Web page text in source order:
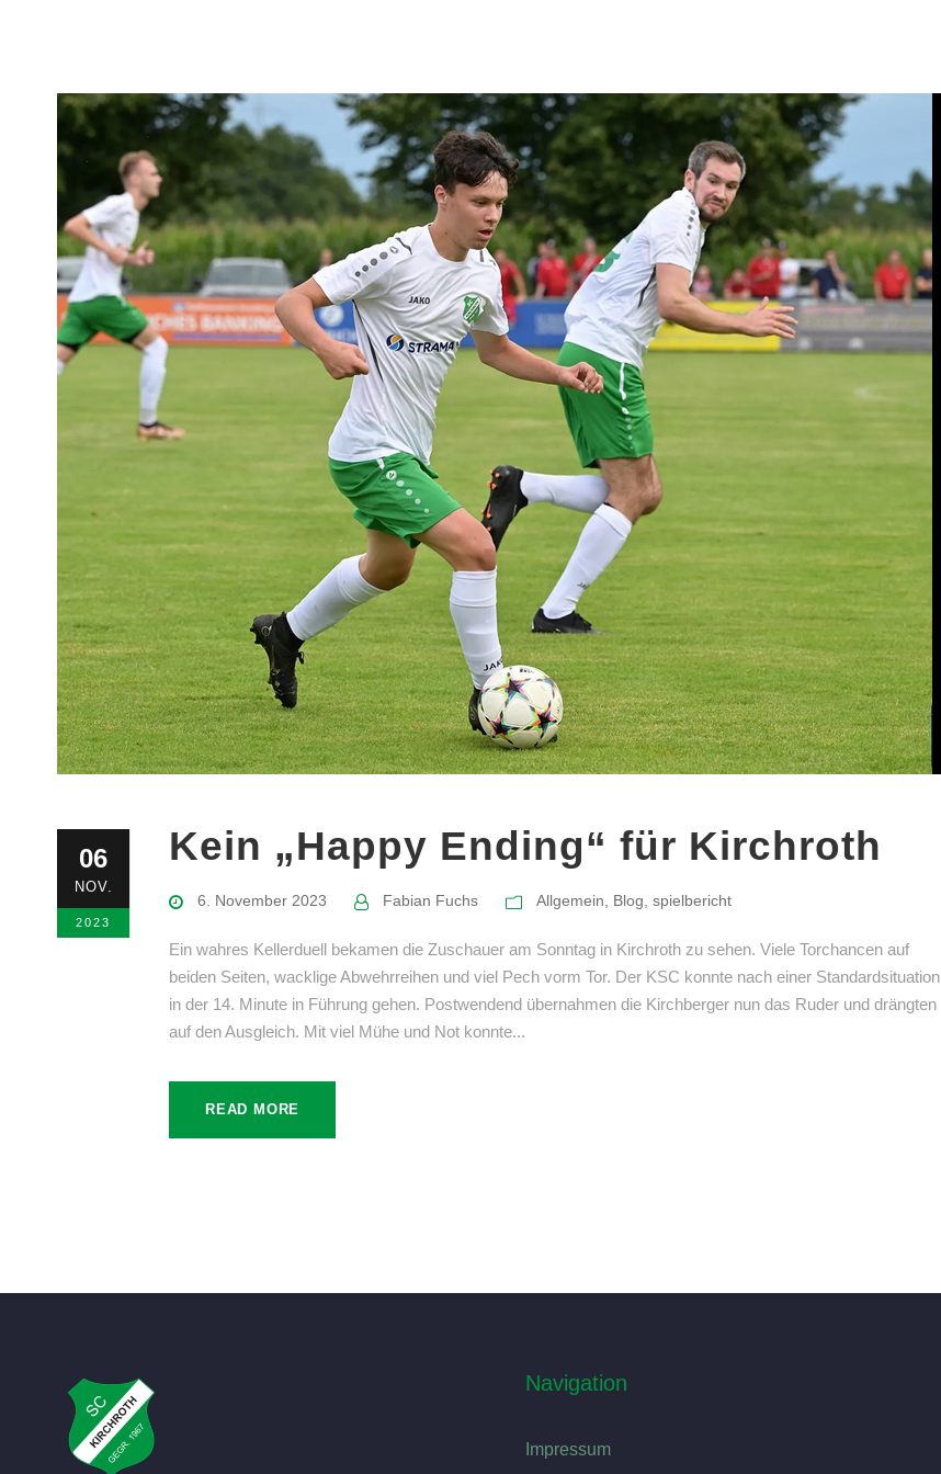
06
NOV.
2023
Kein „Happy Ending“ für Kirchroth
6. November 2023 Fabian Fuchs Allgemein Blog spielbericht
Ein wahres Kellerduell bekamen die Zuschauer am Sonntag in Kirchroth zu sehen. Viele Torchancen auf
beiden Seiten, wacklige Abwehrreihen und viel Pech vorm Tor. Der KSC konnte nach einer Standardsituation
in der 14. Minute in Führung gehen. Postwendend übernahmen die Kirchberger nun das Ruder und drängten
auf den Ausgleich. Mit viel Mühe und Not konnte...
READ MORE
Navigation
Impressum